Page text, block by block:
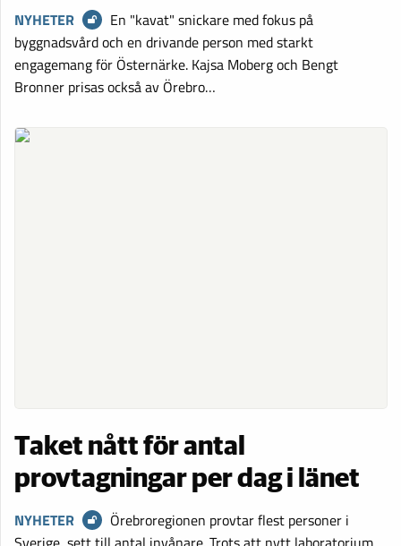
NYHETER
En "kavat" snickare med fokus på
byggnadsvård och en drivande person med starkt
engagemang för Östernärke. Kajsa Moberg och Bengt
Bronner prisas också av Örebro­…
Taket nått för antal
provtagningar per dag i länet
NYHETER
Örebroregionen provtar flest personer i